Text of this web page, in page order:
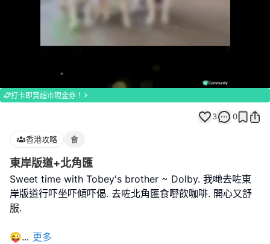
Loaded
100.00%
打卡即賞超市現金券！
3 0
香港攻略 食
東岸版道+北角匯
Sweet time with Tobey's brother ~ Dolby. 我哋去咗東
岸版道行吓坐吓傾吓偈. 去咗北角匯食嘢飲咖啡. 開心又舒
服.
😜... 更多